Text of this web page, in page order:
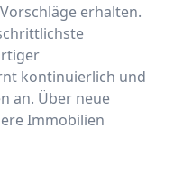
erhalten.
kontinuierlich und
an. Über neue
Immobilien